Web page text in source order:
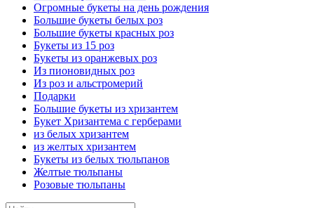
Огромные букеты на день рождения
Большие букеты белых роз
Большие букеты красных роз
Букеты из 15 роз
Букеты из оранжевых роз
Из пионовидных роз
Из роз и альстромерий
Подарки
Большие букеты из хризантем
Букет Хризантема с герберами
из белых хризантем
из желтых хризантем
Букеты из белых тюльпанов
Желтые тюльпаны
Розовые тюльпаны